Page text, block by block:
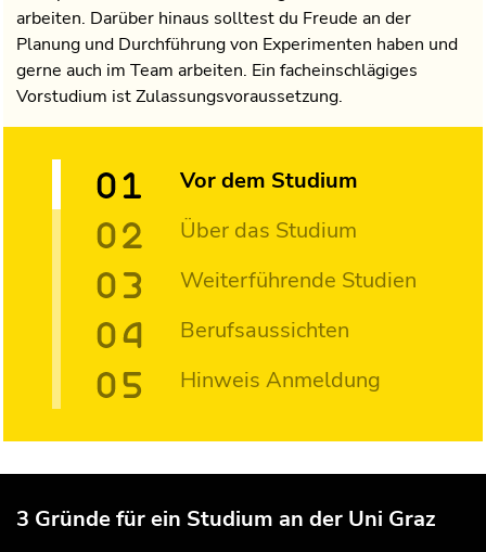
arbeiten. Darüber hinaus solltest du Freude an der
Planung und Durchführung von Experimenten haben und
gerne auch im Team arbeiten. Ein facheinschlägiges
Vorstudium ist Zulassungsvoraussetzung.
Vor dem Studium
Über das Studium
Weiterführende Studien
Berufsaussichten
Hinweis Anmeldung
3 Gründe für ein Studium an der Uni Graz